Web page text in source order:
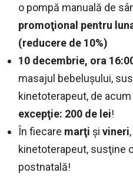
o pompă manuală de
promoţional pentru
(reducere de 10%)
10 decembrie, ora
masajul bebeluşului,
kinetoterapeut, de acum
excepţie: 200 de lei!
În fiecare marţi şi vineri
kinetoterapeut, susţine
postnatală!